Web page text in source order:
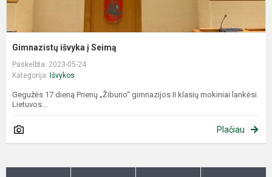
Gimnazistų išvyka į Seimą
Paskelbta: 2023-05-24
Kategorija: Išvykos
Gegužės 17 dieną Prienų „Žiburio“ gimnazijos II klasių mokiniai lankėsi
Lietuvos...
Plačiau